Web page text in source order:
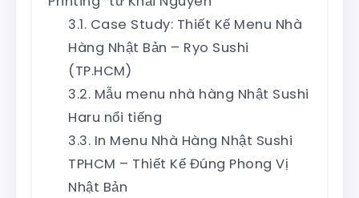
Case Study: Thiết Kế Menu Nhà
Hàng Nhật Bản – Ryo Sushi
(TP.HCM)
Mẫu menu nhà hàng Nhật Sushi
Haru nổi tiếng
In Menu Nhà Hàng Nhật Sushi
TPHCM – Thiết Kế Đúng Phong Vị
Nhật Bản